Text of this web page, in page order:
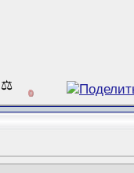
⚖️ 0